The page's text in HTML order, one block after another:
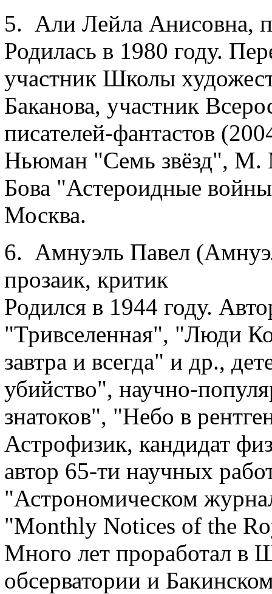
5. Али Лейла Анисовна,
Родилась в 1980 году.
участник Школы
Баканова, участник
писателей-фантастов
Ньюман "Семь звёзд", М.
Бова "Астероидные
Москва.
6. Амнуэль Павел
прозаик, критик
Родился в 1944 году.
"Тривселенная", "Люди
завтра и всегда" и др.,
убийство", научно-
знатоков", "Небо в
Астрофизик, кандидат
автор 65-ти научных
"Астрономическом
"Monthly Notices of the
Много лет проработал в
обсерватории и